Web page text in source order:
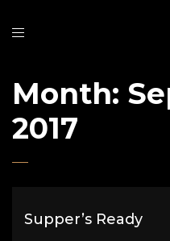
Month:
2017
Supper’s Ready